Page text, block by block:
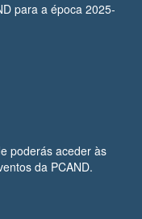
para a época 2025-
poderás aceder às
da PCAND.